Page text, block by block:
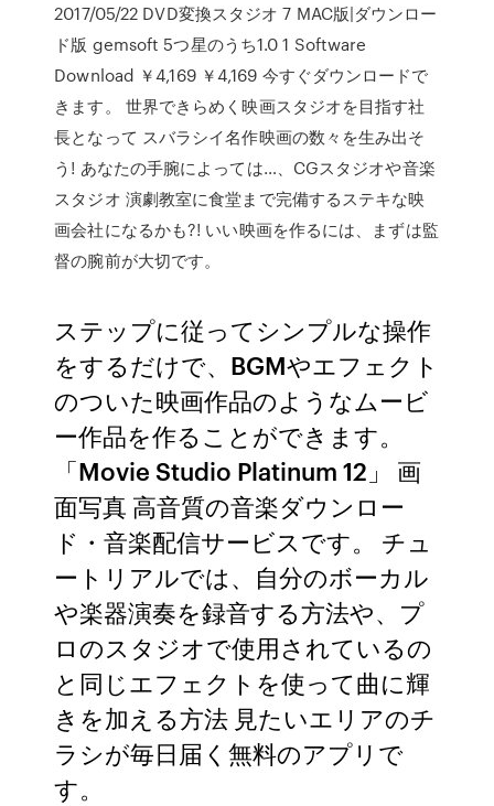
2017/05/22 DVD変換スタジオ 7 MAC版|ダウンロー
ド版 gemsoft 5つ星のうち1.0 1 Software
Download ￥4,169 ￥4,169 今すぐダウンロードで
きます。 世界できらめく映画スタジオを目指す社
長となって スバラシイ名作映画の数々を生み出そ
う! あなたの手腕によっては…、CGスタジオや音楽
スタジオ 演劇教室に食堂まで完備するステキな映
画会社になるかも?! いい映画を作るには、まずは監
督の腕前が大切です。
ステップに従ってシンプルな操作
をするだけで、BGMやエフェクト
のついた映画作品のようなムービ
ー作品を作ることができます。
「Movie Studio Platinum 12」 画
面写真 高音質の音楽ダウンロー
ド・音楽配信サービスです。 チュ
ートリアルでは、自分のボーカル
や楽器演奏を録音する方法や、プ
ロのスタジオで使用されているの
と同じエフェクトを使って曲に輝
きを加える方法 見たいエリアのチ
ラシが毎日届く無料のアプリで
す。